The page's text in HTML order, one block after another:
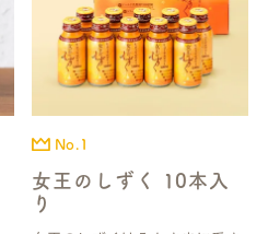
No.1
女王のしずく 10本入
り